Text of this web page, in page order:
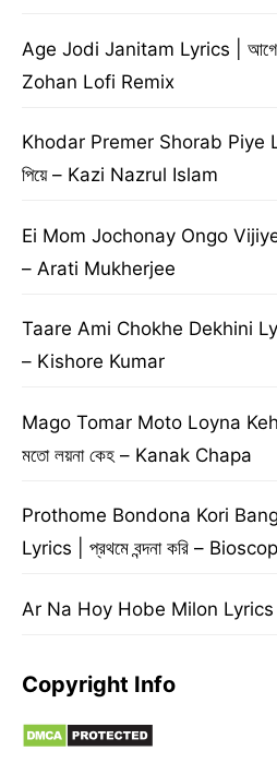
Age Jodi Janitam Lyrics | আগে
Zohan Lofi Remix
Khodar Premer Shorab Piye
পিয়ে – Kazi Nazrul Islam
Ei Mom Jochonay Ongo Vijiye
– Arati Mukherjee
Taare Ami Chokhe Dekhini
– Kishore Kumar
Mago Tomar Moto Loyna
মতো লয়না কেহ – Kanak Chapa
Prothome Bondona Kori
Lyrics | প্রথমে বন্দনা করি –
Ar Na Hoy Hobe Milon Lyrics |
Copyright Info